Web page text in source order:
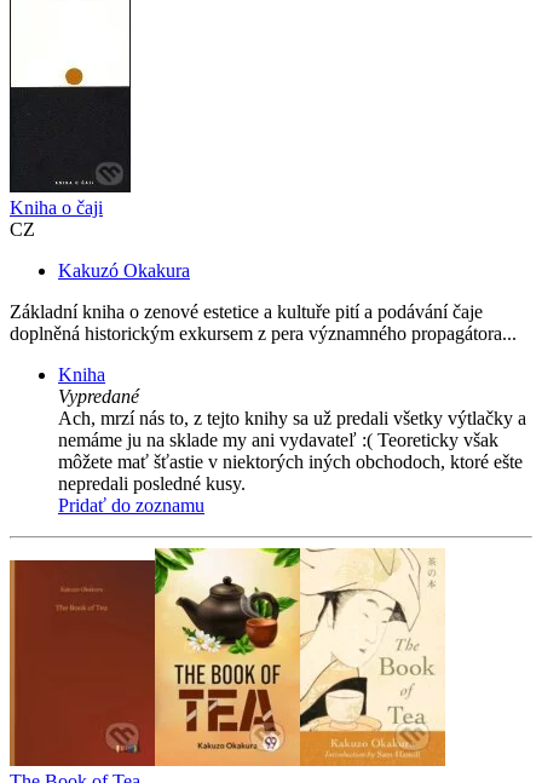
Kniha o čaji
CZ
Kakuzó Okakura
Základní kniha o zenové estetice a kultuře pití a podávání čaje
doplněná historickým exkursem z pera významného propagátora...
Kniha
Vypredané
Ach, mrzí nás to, z tejto knihy sa už predali všetky výtlačky a
nemáme ju na sklade my ani vydavateľ :( Teoreticky však
môžete mať šťastie v niektorých iných obchodoch, ktoré ešte
nepredali posledné kusy.
Pridať do zoznamu